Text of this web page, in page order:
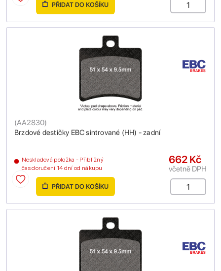
PŘIDAT DO KOŠÍKU
Brzdové destičky EBC sintrované (HH) - zadní
(AA2830)
Neskladová položka - Přibližný
čas doručení 14 dní od nákupu
662 Kč
včetně DPH
PŘIDAT DO KOŠÍKU